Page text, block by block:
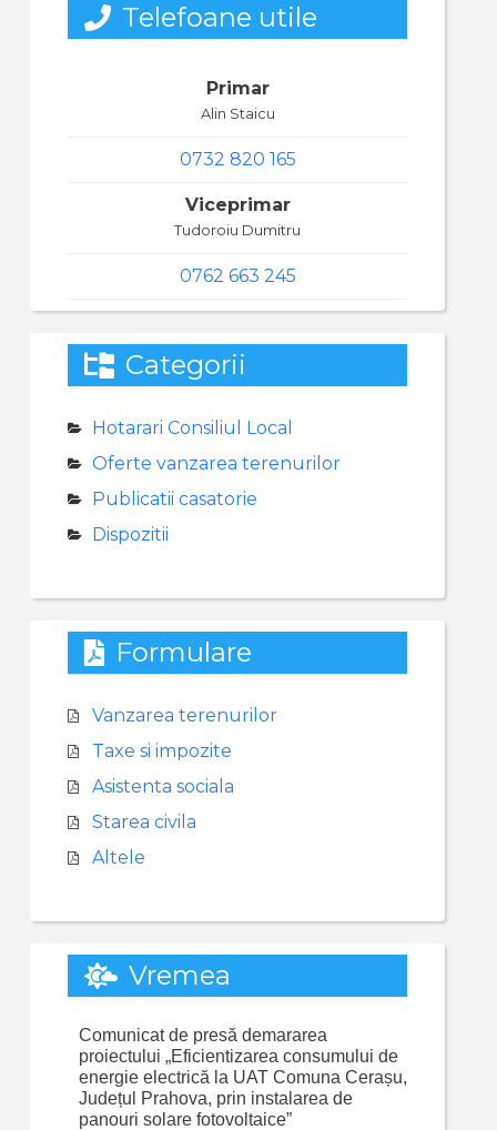
Telefoane utile
Primar
Alin Staicu
0732 820 165
Viceprimar
Tudoroiu Dumitru
0762 663 245
Categorii
Hotarari Consiliul Local
Oferte vanzarea terenurilor
Publicatii casatorie
Dispozitii
Formulare
Vanzarea terenurilor
Taxe si impozite
Asistenta sociala
Starea civila
Altele
Vremea
Comunicat de presă demararea
proiectului „Eficientizarea consumului de
energie electrică la UAT Comuna Cerașu,
Județul Prahova, prin instalarea de
panouri solare fotovoltaice”